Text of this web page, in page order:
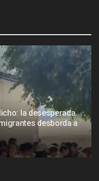
la desesperada
desborda a